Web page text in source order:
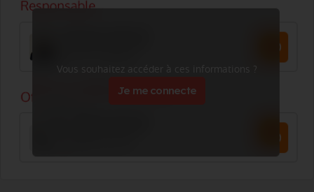
Vous souhaitez accéder à ces informations ?
Je me connecte